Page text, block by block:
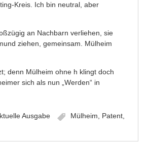
Kreis. Ich bin neutral, aber
an Nachbarn verliehen, sie
ziehen, gemeinsam. Mülheim
denn Mülheim ohne h klingt doch
sich als nun „Werden“ in
Ausgabe Mülheim Patent,